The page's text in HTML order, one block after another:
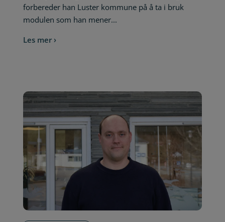
forbereder han Luster kommune på å ta i bruk
modulen som han mener...
Les mer ›